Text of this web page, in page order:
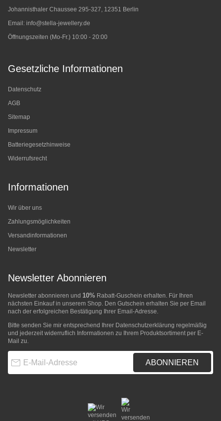
Johannisthaler Chaussee 295-327, 12351 Berlin
Email: info@stella-jewellery.de
Öffnungszeiten (Mo-Fr.) 10:00 - 20:00
Gesetzliche Informationen
Datenschutz
AGB
Sitemap
Impressum
Batteriegesetzhinweise
Widerrufsrecht
Informationen
Wir über uns
Zahlungsmöglichkeiten
Versandinformationen
Newsletter
Newsletter Abonnieren
Newsletter abonnieren und 10% Rabatt-Guschein erhalten. Für Ihren
nächsten Einkauf in unserem Shop. Den Gutschein erhalten Sie per Email
nach der erfolgreichen Bestätigung Ihrer Email-Adresse.
Bitte senden Sie mir entsprechend Ihrer Datenschutzerklärung regelmäßig
und jederzeit widerruflich Informationen zu Ihrem Produktsortiment per E-
Mail zu.
ABONNIEREN